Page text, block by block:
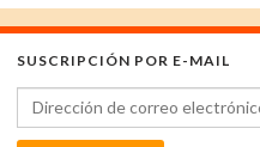
SUSCRIPCIÓN POR E-MAIL
Dirección de correo electrónico